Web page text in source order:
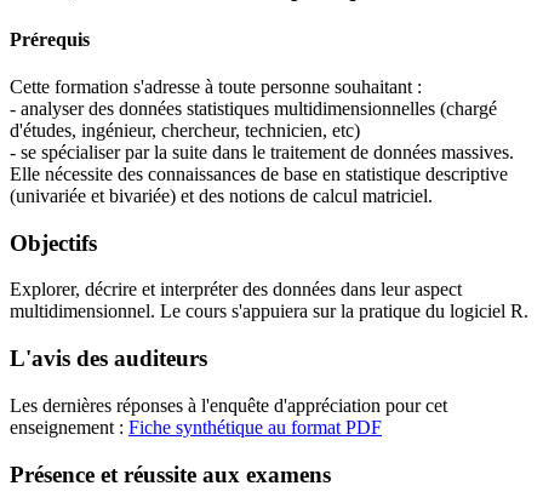
Prérequis
Cette formation s'adresse à toute personne souhaitant :
- analyser des données statistiques multidimensionnelles (chargé
d'études, ingénieur, chercheur, technicien, etc)
- se spécialiser par la suite dans le traitement de données massives.
Elle nécessite des connaissances de base en statistique descriptive
(univariée et bivariée) et des notions de calcul matriciel.
Objectifs
Explorer, décrire et interpréter des données dans leur aspect
multidimensionnel. Le cours s'appuiera sur la pratique du logiciel R.
L'avis des auditeurs
Les dernières réponses à l'enquête d'appréciation pour cet
enseignement : Fiche synthétique au format PDF
Présence et réussite aux examens